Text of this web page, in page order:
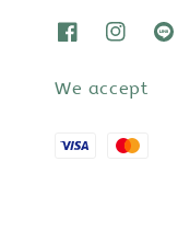
We accept